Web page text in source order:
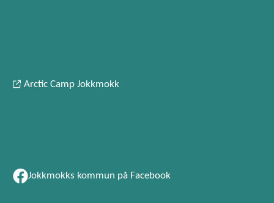
Arctic Camp Jokkmokk
Jokkmokks kommun på Facebook